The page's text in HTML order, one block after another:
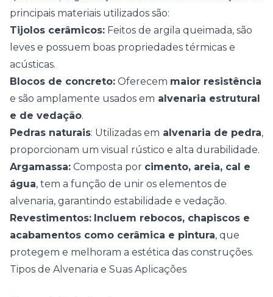
principais materiais utilizados são:
Tijolos cerâmicos: Feitos de argila queimada, são
leves e possuem boas propriedades térmicas e
acústicas.
Blocos de concreto: Oferecem maior resistência
e são amplamente usados em alvenaria estrutural
e de vedação.
Pedras naturais: Utilizadas em alvenaria de pedra,
proporcionam um visual rústico e alta durabilidade.
Argamassa: Composta por cimento, areia, cal e
água, tem a função de unir os elementos de
alvenaria, garantindo estabilidade e vedação.
Revestimentos: Incluem rebocos, chapiscos e
acabamentos como cerâmica e pintura, que
protegem e melhoram a estética das construções.
Tipos de Alvenaria e Suas Aplicações